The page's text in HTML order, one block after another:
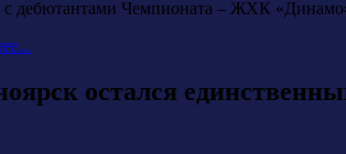
с дебютантами Чемпионата – ЖХК
остался